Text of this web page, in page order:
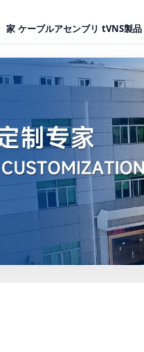
家 ケーブルアセンブリ tVNS製品